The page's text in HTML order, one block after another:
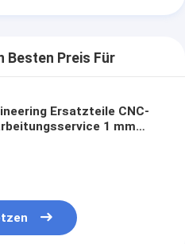
Besten Preis Für
Ersatzteile CNC-
1 mm